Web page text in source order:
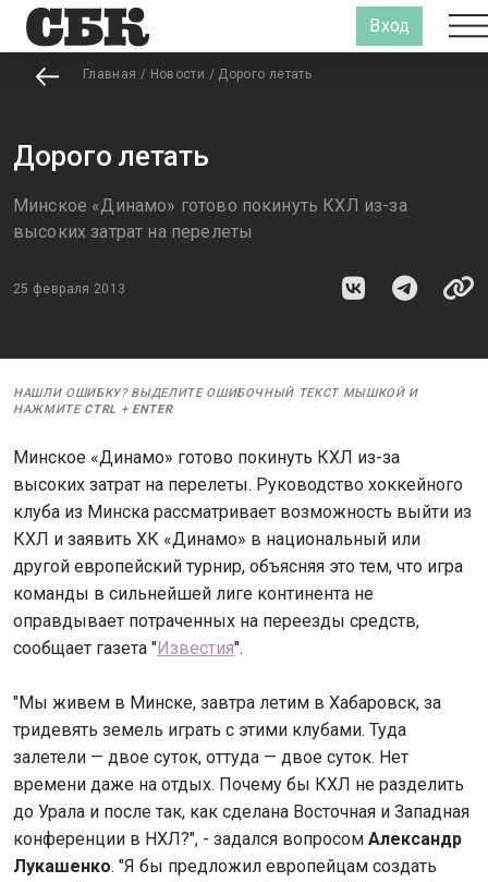
Вход
Главная / Новости / Дорого летать
Дорого летать
Минское «Динамо» готово покинуть КХЛ из-за
высоких затрат на перелеты
25 февраля 2013
НАШЛИ ОШИБКУ? ВЫДЕЛИТЕ ОШИБОЧНЫЙ ТЕКСТ МЫШКОЙ И
НАЖМИТЕ CTRL + ENTER
Минское «Динамо» готово покинуть КХЛ из-за
высоких затрат на перелеты. Руководство хоккейного
клуба из Минска рассматривает возможность выйти из
КХЛ и заявить ХК «Динамо» в национальный или
другой европейский турнир, объясняя это тем, что игра
команды в сильнейшей лиге континента не
оправдывает потраченных на переезды средств,
сообщает газета "Известия".
"Мы живем в Минске, завтра летим в Хабаровск, за
тридевять земель играть с этими клубами. Туда
залетели — двое суток, оттуда — двое суток. Нет
времени даже на отдых. Почему бы КХЛ не разделить
до Урала и после так, как сделана Восточная и Западная
конференции в НХЛ?", - задался вопросом Александр
Лукашенко. "Я бы предложил европейцам создать